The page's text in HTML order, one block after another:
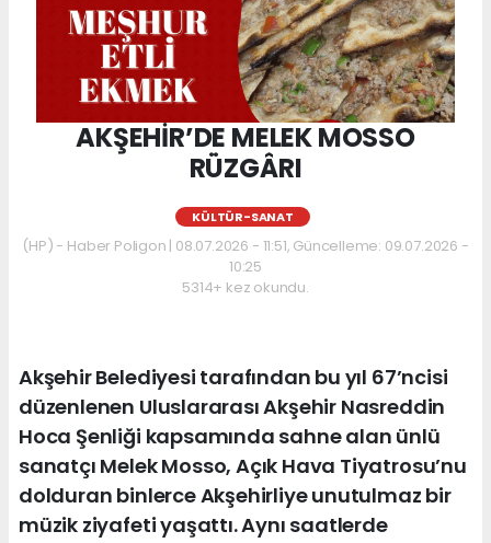
AKŞEHİR’DE MELEK MOSSO
RÜZGÂRI
KÜLTÜR-SANAT
(HP) - Haber Poligon | 08.07.2026 - 11:51, Güncelleme: 09.07.2026 -
10:25
5314+ kez okundu.
Akşehir Belediyesi tarafından bu yıl 67’ncisi
düzenlenen Uluslararası Akşehir Nasreddin
Hoca Şenliği kapsamında sahne alan ünlü
sanatçı Melek Mosso, Açık Hava Tiyatrosu’nu
dolduran binlerce Akşehirliye unutulmaz bir
müzik ziyafeti yaşattı. Aynı saatlerde